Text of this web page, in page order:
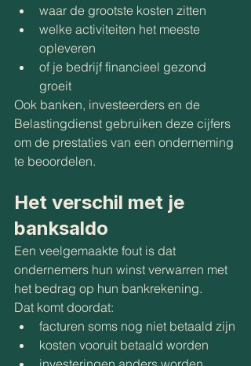
waar de grootste kosten zitten
welke activiteiten het meeste
opleveren
of je bedrijf financieel gezond
groeit
Ook banken, investeerders en de
Belastingdienst gebruiken deze cijfers
om de prestaties van een onderneming
te beoordelen.
Het verschil met je
banksaldo
Een veelgemaakte fout is dat
ondernemers hun winst verwarren met
het bedrag op hun bankrekening.
Dat komt doordat:
facturen soms nog niet betaald zijn
kosten vooruit betaald worden